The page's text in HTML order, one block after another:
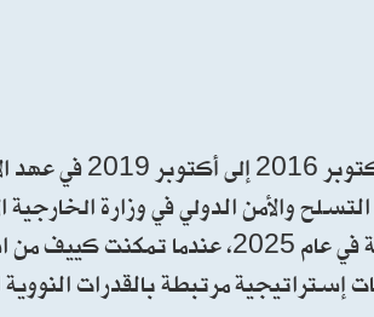
الكاتبة التي شغلت منصب
والأمن الدولي في وزارة الخارجية
لطرحها بـ “عملية أوكرانية جريئة” نُفذت داخل الأراضي
مرتبطة بالقدرات